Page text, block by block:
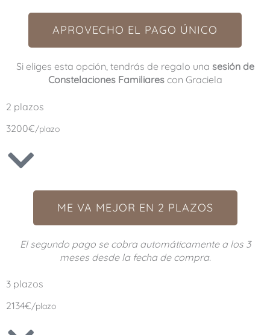
APROVECHO EL PAGO ÚNICO
Si eliges esta opción, tendrás de regalo una sesión de
Constelaciones Familiarescon Graciela
2 plazos
3200€/plazo
ME VA MEJOR EN 2 PLAZOS
El segundo pago se cobra automáticamente a los 3
meses desde la fecha de compra.
3 plazos
2134€/plazo